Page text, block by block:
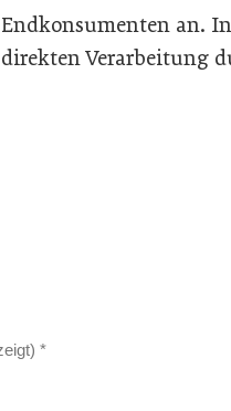
Endkonsumenten an.
direkten Verarbeitung